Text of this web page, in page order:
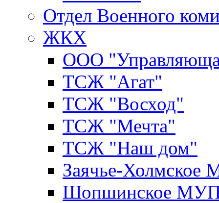
Отдел Военного
ЖКХ
ООО
ТСЖ "Агат"
ТСЖ "Восход"
ТСЖ "Мечта"
ТСЖ "Наш дом"
Заячье-
Шопшинское